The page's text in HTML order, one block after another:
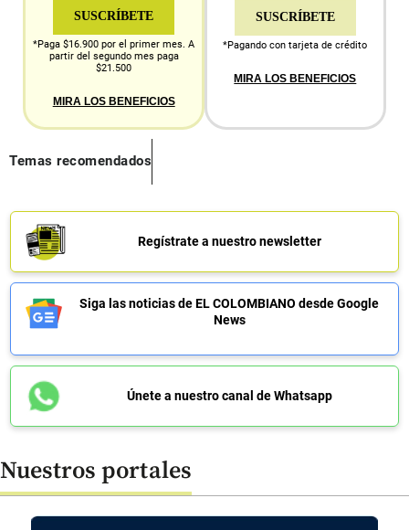
SUSCRÍBETE
*Paga $16.900 por el primer mes. A
partir del segundo mes paga
$21.500
MIRA LOS BENEFICIOS
SUSCRÍBETE
*Pagando con tarjeta de crédito
MIRA LOS BENEFICIOS
Temas recomendados
Regístrate a nuestro newsletter
Siga las noticias de EL COLOMBIANO desde Google
News
Únete a nuestro canal de Whatsapp
Nuestros portales